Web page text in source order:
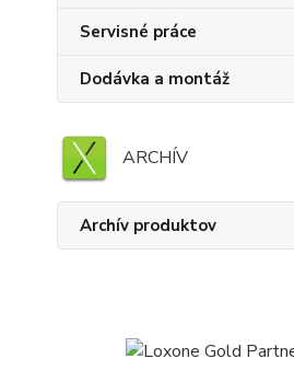
Servisné práce
Dodávka a montáž
ARCHÍV
Archív produktov